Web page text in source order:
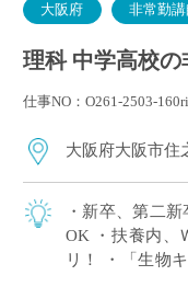
大阪府 非常勤
理科 中学高校
仕事NO：O261-2503-
大阪府大阪市住
・新卒、第二
OK ・扶養内、
リ！ ・「生物